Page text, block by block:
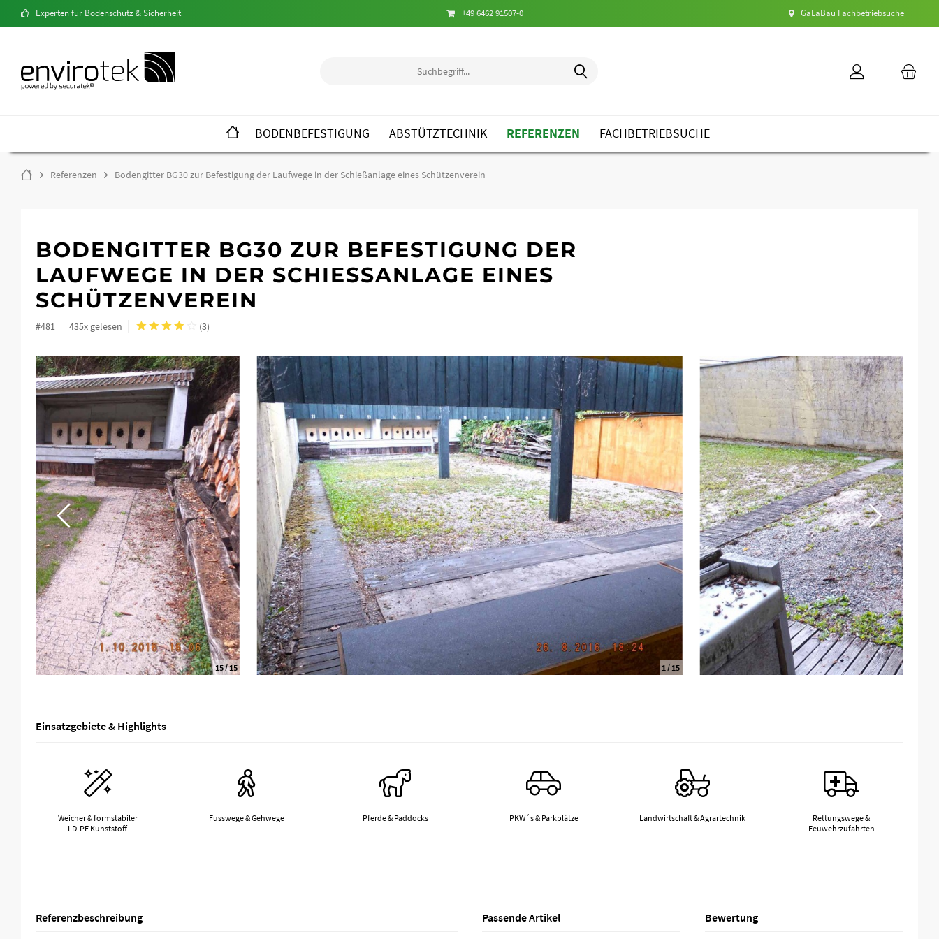
Experten für Bodenschutz & Sicherheit +49 6462 91507-0 GaLaBau Fachbetriebsuche
BODENBEFESTIGUNG ABSTÜTZTECHNIK REFERENZEN FACHBETRIEBSUCHE
Referenzen Bodengitter BG30 zur Befestigung der Laufwege in der Schießanlage eines Schützenverein
BODENGITTER BG30 ZUR BEFESTIGUNG DER
LAUFWEGE IN DER SCHIESSANLAGE EINES S
CHÜTZENVEREIN
#481 435x gelesen (3)
1/ 15 2/ 15
Einsatzgebiete & Highlights
Weicher & formstabiler
LD-PE Kunststoff
Fusswege & Gehwege Pferde & Paddocks PKW´s & Parkplätze Landwirtschaft & Agrartechnik
Rettungswege &
Feuwehrzufahrten
Referenzbeschreibung Passende Artikel Bewertung